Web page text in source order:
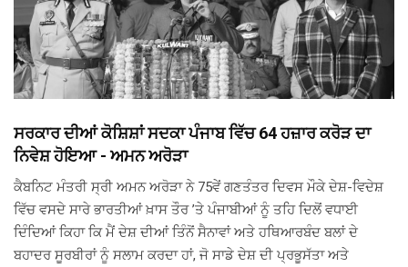
ਸਰਕਾਰ ਦੀਆਂ ਕੋਸ਼ਿਸ਼ਾਂ ਸਦਕਾ ਪੰਜਾਬ ਵਿੱਚ 64 ਹਜ਼ਾਰ ਕਰੋੜ ਦਾ
ਨਿਵੇਸ਼ ਹੋਇਆ - ਅਮਨ ਅਰੋੜਾ
ਕੈਬਨਿਟ ਮੰਤਰੀ ਸ੍ਰੀ ਅਮਨ ਅਰੋੜਾ ਨੇ 75ਵੇਂ ਗਣਤੰਤਰ ਦਿਵਸ ਮੌਕੇ ਦੇਸ਼-ਵਿਦੇਸ਼
ਵਿੱਚ ਵਸਦੇ ਸਾਰੇ ਭਾਰਤੀਆਂ ਖ਼ਾਸ ਤੌਰ ’ਤੇ ਪੰਜਾਬੀਆਂ ਨੂੰ ਤਹਿ ਦਿਲੋਂ ਵਧਾਈ
ਦਿੰਦਿਆਂ ਕਿਹਾ ਕਿ ਮੈਂ ਦੇਸ਼ ਦੀਆਂ ਤਿੰਨੋਂ ਸੈਨਾਵਾਂ ਅਤੇ ਹਥਿਆਰਬੰਦ ਬਲਾਂ ਦੇ
ਬਹਾਦਰ ਸੂਰਬੀਰਾਂ ਨੂੰ ਸਲਾਮ ਕਰਦਾ ਹਾਂ, ਜੋ ਸਾਡੇ ਦੇਸ਼ ਦੀ ਪ੍ਰਭੂਸੱਤਾ ਅਤੇ